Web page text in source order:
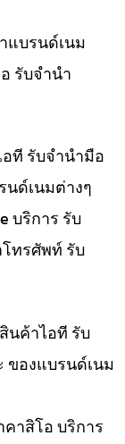
แบรนด์เนม
รับจำนำ
ที รับจำนำมือ
ด์เนมต่างๆ
บริการ รับ
ทรศัพท์ รับ
นค้าไอที รับ
ของแบรนด์เนม
าสิโอ บริการ